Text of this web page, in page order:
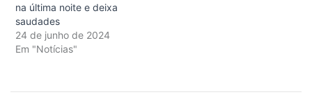
na última noite e deixa
saudades
24 de junho de 2024
Em "Notícias"